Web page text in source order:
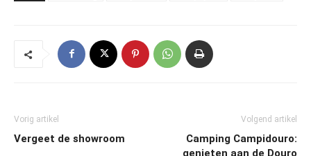
Vorig artikel
Vergeet de showroom
Volgend artikel
Camping Campidouro:
genieten aan de Douro